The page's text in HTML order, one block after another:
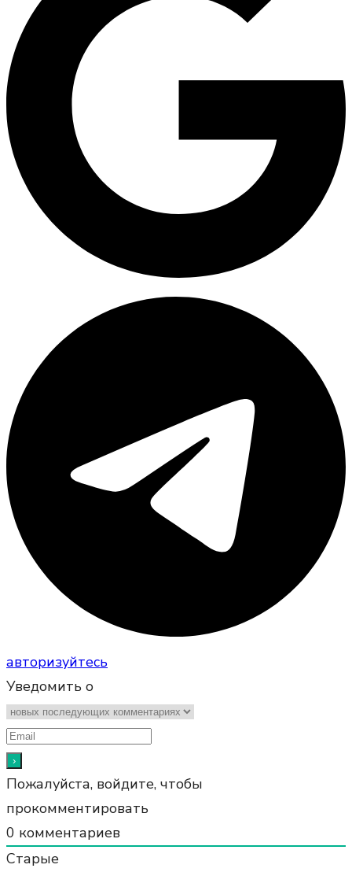
авторизуйтесь
Уведомить о
Пожалуйста, войдите, чтобы
прокомментировать
0 комментариев
Старые